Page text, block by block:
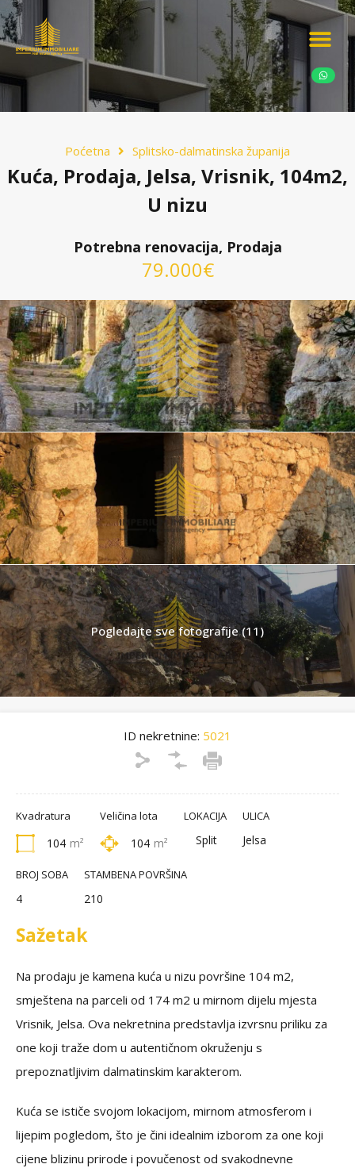
Poćetna Splitsko-dalmatinska županija
Kuća, Prodaja, Jelsa, Vrisnik, 104m2,
U nizu
Potrebna renovacija, Prodaja
79.000€
Pogledajte sve fotografije (11)
ID nekretnine: 5021
Kvadratura
104 m²
Veličina lota
104 m²
LOKACIJA
Split
ULICA
Jelsa
BROJ SOBA
4
STAMBENA POVRŠINA
210
Sažetak
Na prodaju je kamena kuća u nizu površine 104 m2,
smještena na parceli od 174 m2 u mirnom dijelu mjesta
Vrisnik, Jelsa. Ova nekretnina predstavlja izvrsnu priliku za
one koji traže dom u autentičnom okruženju s
prepoznatljivim dalmatinskim karakterom.
Kuća se ističe svojom lokacijom, mirnom atmosferom i
lijepim pogledom, što je čini idealnim izborom za one koji
cijene blizinu prirode i povučenost od svakodnevne